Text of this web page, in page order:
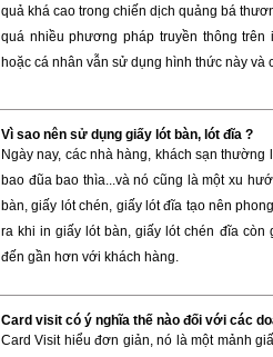
quả khá cao trong chiến dịch quảng bá
quá nhiều phương pháp truyền thông
hoặc cá nhân vẫn sử dụng hình thức này và
Vì sao nên sử dụng giấy lót bàn, lót đĩa ?
Ngày nay, các nhà hàng, khách sạn
bao đũa bao thìa...và nó cũng là một xu
bàn, giấy lót chén, giấy lót đĩa tạo nên
ra khi in giấy lót bàn, giấy lót chén đĩa
đến gần hơn với khách hàng.
Card visit có ý nghĩa thế nào đối với các
Card Visit hiểu đơn giản, nó là một mảnh